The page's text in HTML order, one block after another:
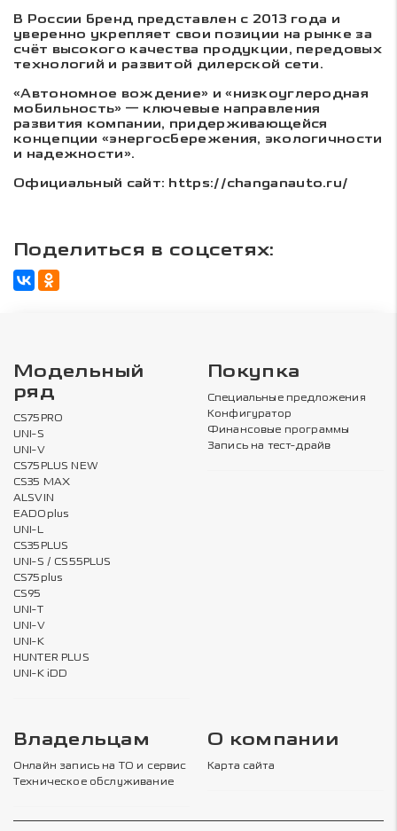
В России бренд представлен с 2013 года и
уверенно укрепляет свои позиции на рынке за
счёт высокого качества продукции, передовых
технологий и развитой дилерской сети.
«Автономное вождение» и «низкоуглеродная
мобильность» — ключевые направления
развития компании, придерживающейся
концепции «энергосбережения, экологичности
и надежности».
Официальный сайт: https://changanauto.ru/
Поделиться в соцсетях:
Модельный
ряд
CS75PRO
UNI-S
UNI-V
CS75PLUS NEW
CS35 MAX
ALSVIN
EADOplus
UNI-L
CS35PLUS
UNI-S / CS55PLUS
CS75plus
CS95
UNI-T
UNI-V
UNI-K
HUNTER PLUS
UNI-K iDD
Покупка
Специальные предложения
Конфигуратор
Финансовые программы
Запись на тест-драйв
Владельцам
Онлайн запись на ТО и сервис
Техническое обслуживание
О компании
Карта сайта